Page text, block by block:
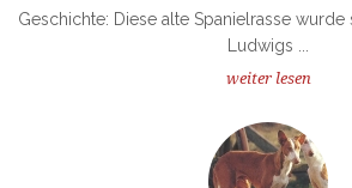
Geschichte: Diese alte Spanielrasse
Ludwigs ...
weiter lesen